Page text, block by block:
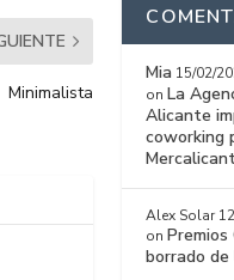
Minimalista
Mia 15/02/
on La
Alicante
coworking
Alex Solar
on
borrado